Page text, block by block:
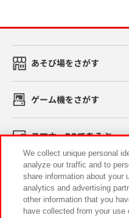
あそび場をさがす
ゲーム機をさがす
スマホ・PCであそぶ
イベント・キャンペーン
We collect unique personal
analyze our traffic and to
share information about your
analytics and advertising
other information that you
have collected from your